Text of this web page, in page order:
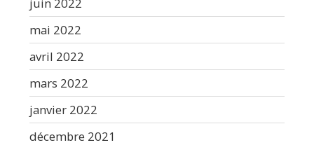
mai 2022
avril 2022
mars 2022
janvier 2022
décembre 2021